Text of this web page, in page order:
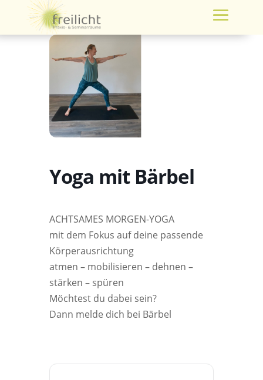
Yoga mit Bärbel
ACHTSAMES MORGEN-YOGA
mit dem Fokus auf deine passende
Körperausrichtung
atmen – mobilisieren – dehnen –
stärken – spüren
Möchtest du dabei sein?
Dann melde dich bei Bärbel